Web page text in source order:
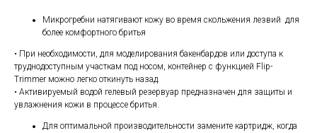
Микрогребни натягивают кожу во время скольжения лезвий для
более комфортного бритья
• При необходимости, для моделирования бакенбардов или доступа к
труднодоступным участкам под носом, контейнер с функцией Flip-
Trimmer можно легко откинуть назад.
• Активируемый водой гелевый резервуар предназначен для защиты и
увлажнения кожи в процессе бритья.
Для оптимальной производительности замените картридж, когда